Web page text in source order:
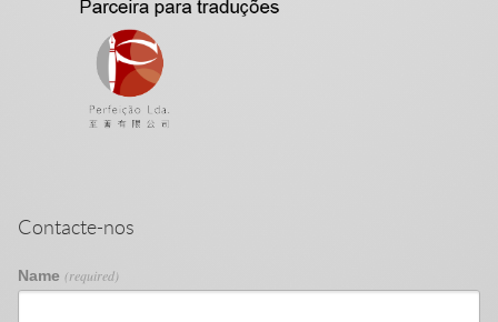
Contacte-nos
Name (required)